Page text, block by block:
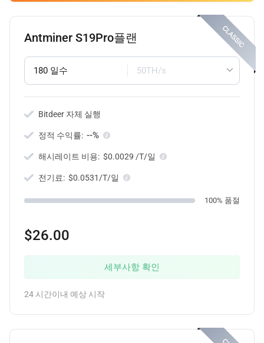
Antminer S19Pro플랜
180 일수 50TH/s
Bitdeer 자체 실행
정적 수익률: --%
해시레이트 비용: $0.0029 /T/일
전기료: $0.0531/T/일
100% 품절
$26.00
세부사항 확인
24 시간이내 예상 시작